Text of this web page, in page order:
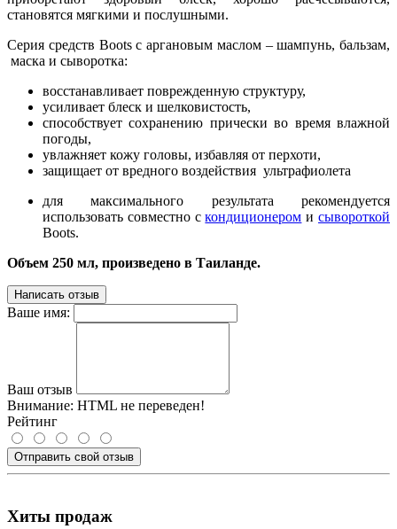
становятся мягкими и послушными.
Серия средств Boots с аргановым маслом – шампунь, бальзам,
маска и сыворотка:
восстанавливает поврежденную структуру,
усиливает блеск и шелковистость,
способствует сохранению прически во время влажной
погоды,
увлажняет кожу головы, избавляя от перхоти,
защищает от вредного воздействия ультрафиолета
для максимального результата рекомендуется
использовать совместно скондиционером исывороткой
Boots.
Объем 250 мл, произведено в Таиланде.
Написать отзыв
Ваше имя:
Ваш отзыв
Внимание: HTML не переведен!
Рейтинг
Отправить свой отзыв
Хиты продаж